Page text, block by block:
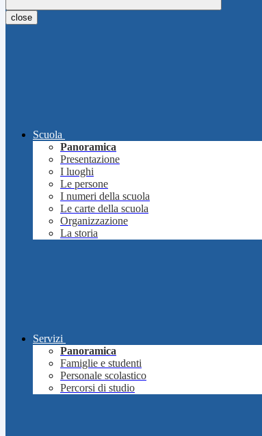
close
Scuola
Panoramica
Presentazione
I luoghi
Le persone
I numeri della scuola
Le carte della scuola
Organizzazione
La storia
Servizi
Panoramica
Famiglie e studenti
Personale scolastico
Percorsi di studio